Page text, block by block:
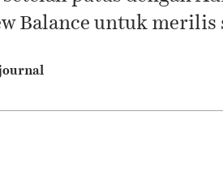
Balance untuk merilis